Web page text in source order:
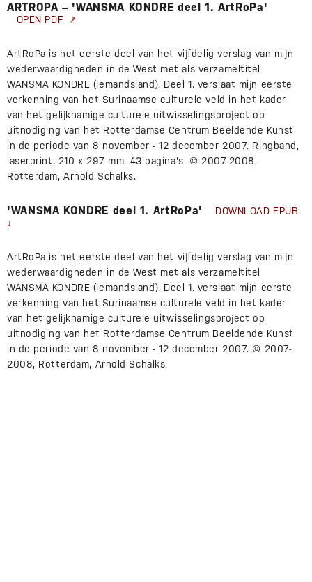
ARTROPA – 'WANSMA KONDRE deel 1. ArtRoPa'
OPEN PDF
ArtRoPa is het eerste deel van het vijfdelig verslag van mijn
wederwaardigheden in de West met als verzameltitel
WANSMA KONDRE (Iemandsland). Deel 1. verslaat mijn eerste
verkenning van het Surinaamse culturele veld in het kader
van het gelijknamige culturele uitwisselingsproject op
uitnodiging van het Rotterdamse Centrum Beeldende Kunst
in de periode van 8 november - 12 december 2007. Ringband,
laserprint, 210 x 297 mm, 43 pagina's. © 2007-2008,
Rotterdam, Arnold Schalks.
'WANSMA KONDRE deel 1. ArtRoPa' DOWNLOAD EPUB
ArtRoPa is het eerste deel van het vijfdelig verslag van mijn
wederwaardigheden in de West met als verzameltitel
WANSMA KONDRE (Iemandsland). Deel 1. verslaat mijn eerste
verkenning van het Surinaamse culturele veld in het kader
van het gelijknamige culturele uitwisselingsproject op
uitnodiging van het Rotterdamse Centrum Beeldende Kunst
in de periode van 8 november - 12 december 2007. © 2007-
2008, Rotterdam, Arnold Schalks.